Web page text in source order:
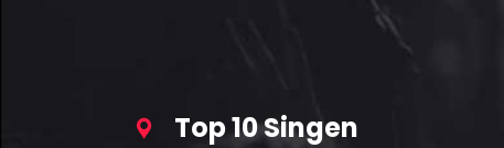
Top 10 Singen